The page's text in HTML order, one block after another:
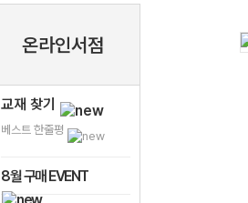
온라인서점
교재 찾기
베스트 한줄평
8월 구매 EVENT